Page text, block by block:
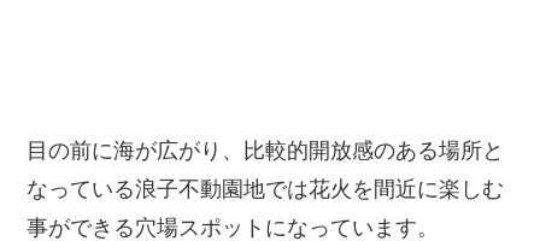
目の前に海が広がり、比較的開放感のある場所と
なっている浪子不動園地では花火を間近に楽しむ
事ができる穴場スポットになっています。